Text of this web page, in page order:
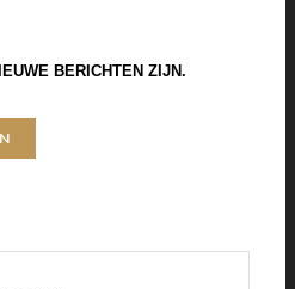
BERICHTEN ZIJN.